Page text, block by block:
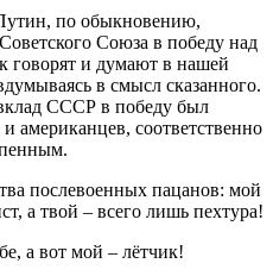
по обыкновению,
Союза в победу над
говорят и думают в нашей
в смысл сказанного.
СССР в победу был
американцев, соответственно
послевоенных пацанов: мой
а твой – всего лишь пехтура!
а вот мой – лётчик!